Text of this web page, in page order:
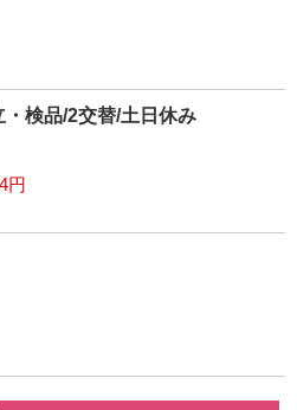
検品/2交替/土日休み
円